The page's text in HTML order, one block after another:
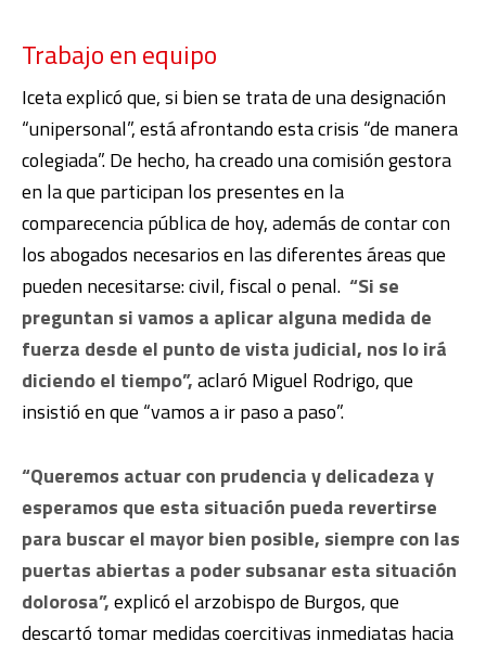
Trabajo en equipo
Iceta explicó que, si bien se trata de una designación
“unipersonal”, está afrontando esta crisis “de manera
colegiada”. De hecho, ha creado una comisión gestora
en la que participan los presentes en la
comparecencia pública de hoy, además de contar con
los abogados necesarios en las diferentes áreas que
pueden necesitarse: civil, fiscal o penal. “Si se
preguntan si vamos a aplicar alguna medida de
fuerza desde el punto de vista judicial, nos lo irá
diciendo el tiempo”,aclaró Miguel Rodrigo, que
insistió en que “vamos a ir paso a paso”.
“Queremos actuar con prudencia y delicadeza y
esperamos que esta situación pueda revertirse
para buscar el mayor bien posible, siempre con las
puertas abiertas a poder subsanar esta situación
dolorosa”,explicó el arzobispo de Burgos, que
descartó tomar medidas coercitivas inmediatas hacia